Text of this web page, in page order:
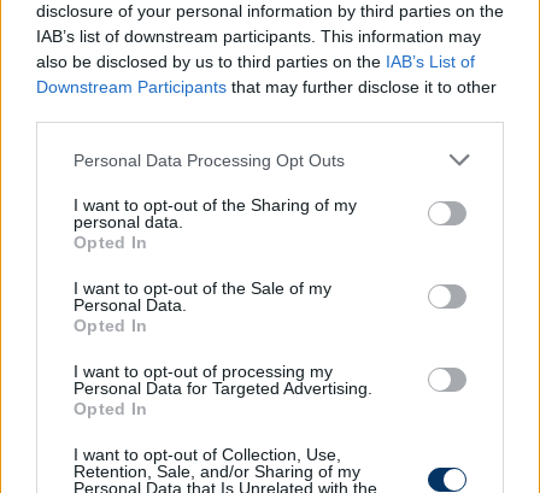
disclosure of your personal information by third parties on the
IAB’s list of downstream participants. This information may
also be disclosed by us to third parties on the IAB’s List of
Downstream Participants that may further disclose it to other
Please note that this website/app uses one or more Google
not limited to your visit or usage behaviour. You may click to
grant or deny consent to Google and its third-party tags to
use your data for below specified purposes in below Google
consent section.
Personal Data Processing Opt Outs
I want to opt-out of the Sharing of my
personal data.
Opted In
I want to opt-out of the Sale of my
Personal Data.
Opted In
I want to opt-out of processing my
Personal Data for Targeted Advertising.
Opted In
I want to opt-out of Collection, Use,
Retention, Sale, and/or Sharing of my
Personal Data that Is Unrelated with the
- A horvát védő, Grozdanic kölcsönbe jött. A nyáron
több belső védőnk szerződése lejár, érdemes
készülni a jövőre. Az albán középpályás, Beqja
tehetséges játékos, de még fel kell vennie az
otthonihoz képest erősebb ritmust. Njie ígéretes
fiatal támadó. Magas, erős, gyors és az
előkészületek során két gólt szerzett.
Nyáron
tizenegy új játékos érkezett hozzánk, most három,
Sok volt tehát a változás, kellett idő ősszel, míg ez a
keret összeért, támadásban és védekezésben is
fiúktól, hogy igyekezzenek kiegyensúlyozott
teljesítményt mutatni a mérkőzéseken, a
mindenki maximálisan vegye ki a részét.